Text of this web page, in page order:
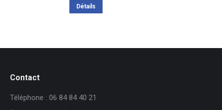
Détails
Contact
Téléphone : 06 84 84 40 21